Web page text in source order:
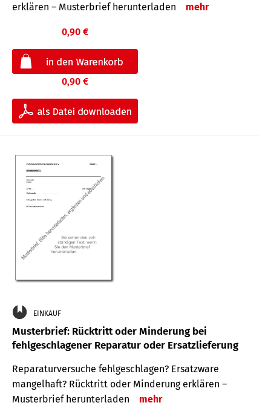
erklären – Musterbrief herunterladen
mehr
0,90 €
0,90 €
EINKAUF
Musterbrief: Rücktritt oder Minderung bei
fehlgeschlagener Reparatur oder Ersatzlieferung
Reparaturversuche fehlgeschlagen? Ersatzware
mangelhaft? Rücktritt oder Minderung erklären –
Musterbrief herunterladen
mehr